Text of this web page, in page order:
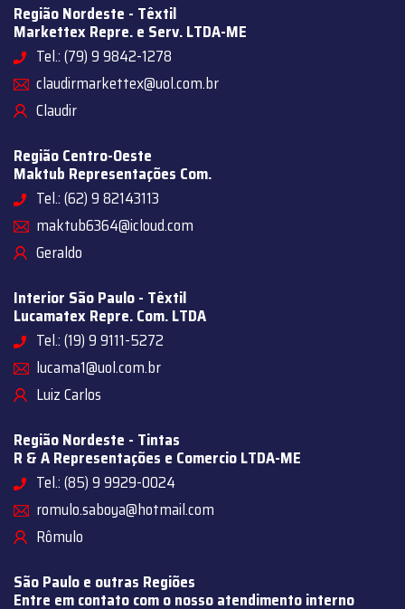
Região Nordeste - Têxtil
Markettex Repre. e Serv. LTDA-ME
Tel.: (79) 9 9842-1278
claudirmarkettex@uol.com.br
Claudir
Região Centro-Oeste
Maktub Representações Com.
Tel.: (62) 9 82143113
maktub6364@icloud.com
Geraldo
Interior São Paulo - Têxtil
Lucamatex Repre. Com. LTDA
Tel.: (19) 9 9111-5272
lucama1@uol.com.br
Luiz Carlos
Região Nordeste - Tintas
R & A Representações e Comercio LTDA-ME
Tel.: (85) 9 9929-0024
romulo.saboya@hotmail.com
Rômulo
São Paulo e outras Regiões
Entre em contato com o nosso atendimento interno